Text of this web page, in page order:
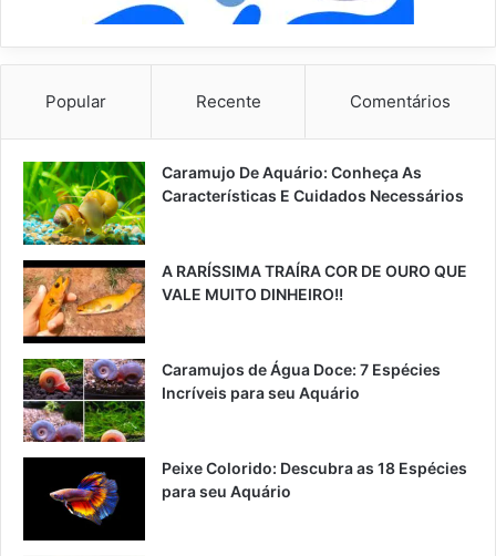
Popular Recente Comentários
Caramujo De Aquário: Conheça As
Características E Cuidados Necessários
A RARÍSSIMA TRAÍRA COR DE OURO QUE
VALE MUITO DINHEIRO!!
Caramujos de Água Doce: 7 Espécies
Incríveis para seu Aquário
Peixe Colorido: Descubra as 18 Espécies
para seu Aquário